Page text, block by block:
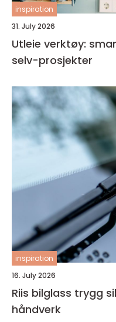
inspiration
31. July 2026
Utleie verktøy:
selv-prosjekter
inspiration
16. July 2026
Riis bilglass trygg sikt og profesjonelt
håndverk